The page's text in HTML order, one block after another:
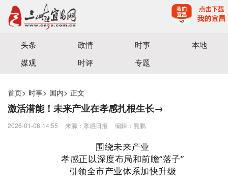
宜昌三峡融媒体中心主办
头条 政情 时事
本地
媒观
时评 专题
首页> 时事> 国内> 正文
激活潜能！未来产业在孝感扎根生长→
2026-01-08 14:55 来源：孝感日报 编辑：熊鹏
围绕未来产业
孝感正以深度布局和前瞻“落子”
引领全市产业体系加快升级